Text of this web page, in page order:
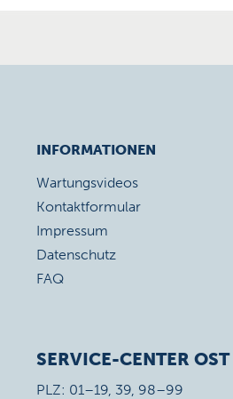
INFORMATIONEN
Wartungsvideos
Kontaktformular
Impressum
Datenschutz
FAQ
SERVICE-CENTER OST
PLZ: 01–19, 39, 98–99